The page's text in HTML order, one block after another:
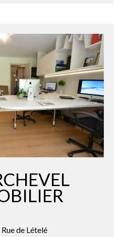
Rue de Lételé